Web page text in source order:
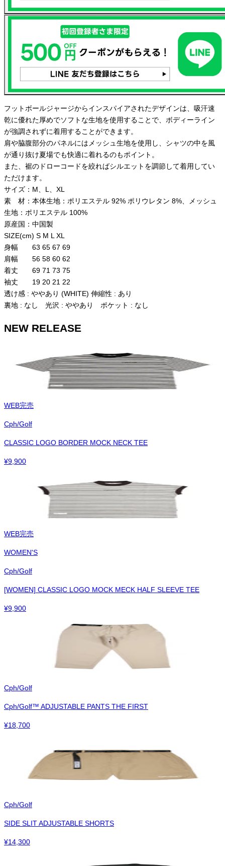
フットボールジャージからインスパイアされたデザインは、吸汗速
乾に優れた厚めでソフトな生地を使用することで、ボディーライン
が強調されずに着用することができます。
肩や脇腹部分のパネルにはメッシュ生地を使用し、シャツの中を風
が通り抜け夏場でも快適に着れるのもポイント。
また、裾のドローコードを絞ればシルエットを調節して着用してい
ただけます。
サイズ：M、L、XL
素 材：本体生地：ポリエステル 92% ポリウレタン 8%、メッシュ
生地：ポリエステル 100%
原産国：中国製
SIZE(cm) S M L XL
身幅 63 65 67 69
肩幅 56 58 60 62
着丈 69 71 73 75
袖丈 19 20 21 22
透け感 : ややあり (WHITE) 伸縮性 : あり
裏地 : なし 光沢 : ややあり ポケット : なし
NEW RELEASE
WEB完売
Cph/Golf
CLASSIC LOGO BORDER MOCK NECK TEE
¥9,900
WEB完売
WOMEN'S
Cph/Golf
[WOMEN] CLASSIC LOGO MOCK MECK HALF SLEEVE TEE
¥9,900
Cph/Golf
Cph/Golf™︎ ADJUSTABLE PANTS THE FIRST
¥18,700
Cph/Golf
SIDE SLIT ADJUSTABLE SHORTS
¥14,300